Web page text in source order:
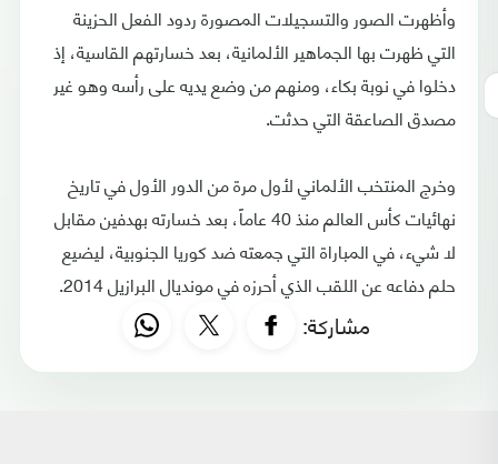
وأظهرت الصور والتسجيلات المصورة ردود الفعل الحزينة
التي ظهرت بها الجماهير الألمانية، بعد خسارتهم القاسية، إذ
دخلوا في نوبة بكاء، ومنهم من وضع يديه على رأسه وهو غير
مصدق الصاعقة التي حدثت.
وخرج المنتخب الألماني لأول مرة من الدور الأول في تاريخ
نهائيات كأس العالم منذ 40 عاماً، بعد خسارته بهدفين مقابل
لا شيء، في المباراة التي جمعته ضد كوريا الجنوبية، ليضيع
حلم دفاعه عن اللقب الذي أحرزه في مونديال البرازيل 2014.
مشاركة: